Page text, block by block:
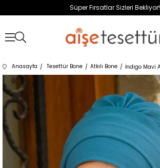
Süper Fırsatlar Sizleri Bekliyor!
Anasayfa Tesettür Bone Atkılı Bone